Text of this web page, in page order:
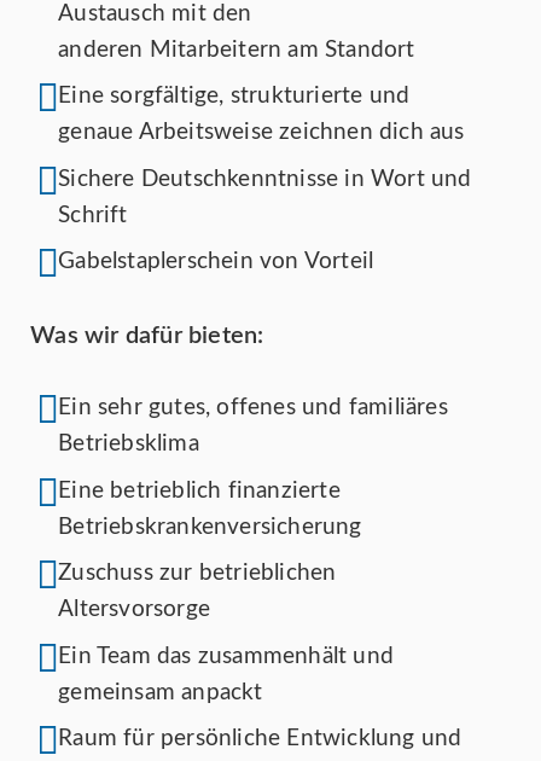
Austausch mit den
anderen Mitarbeitern am Standort
Eine sorgfältige, strukturierte und
genaue Arbeitsweise zeichnen dich aus
Sichere Deutschkenntnisse in Wort und
Schrift
Gabelstaplerschein von Vorteil
Was wir dafür bieten:
Ein sehr gutes, offenes und familiäres
Betriebsklima
Eine betrieblich finanzierte
Betriebskrankenversicherung
Zuschuss zur betrieblichen
Altersvorsorge
Ein Team das zusammenhält und
gemeinsam anpackt
Raum für persönliche Entwicklung und